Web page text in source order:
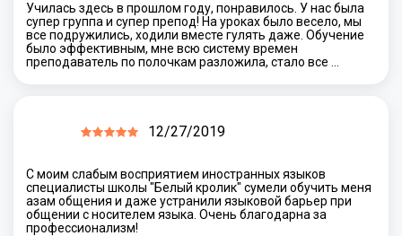
Училась здесь в прошлом году, понравилось. У нас была
супер группа и супер препод! На уроках было весело, мы
все подружились, ходили вместе гулять даже. Обучение
было эффективным, мне всю систему времен
преподаватель по полочкам разложила, стало все …
12/27/2019
С моим слабым восприятием иностранных языков
специалисты школы "Белый кролик" сумели обучить меня
азам общения и даже устранили языковой барьер при
общении с носителем языка. Очень благодарна за
профессионализм!